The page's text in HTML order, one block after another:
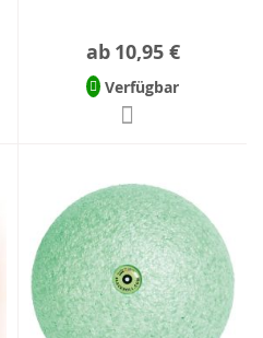
ab 10,95 €
Verfügbar